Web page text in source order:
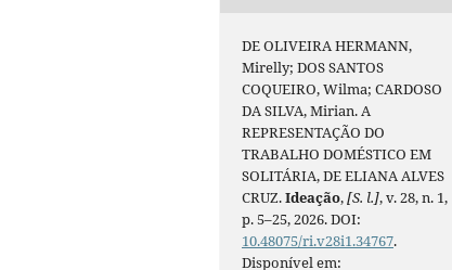
DE OLIVEIRA HERMANN,
Mirelly; DOS SANTOS
COQUEIRO, Wilma; CARDOSO
DA SILVA, Mirian. A
REPRESENTAÇÃO DO
TRABALHO DOMÉSTICO EM
SOLITÁRIA, DE ELIANA ALVES
CRUZ.Ideação,[S. l.], v. 28, n. 1,
p. 5–25, 2026. DOI:
10.48075/ri.v28i1.34767.
Disponível em: